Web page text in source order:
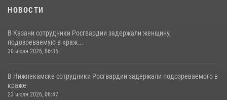
НОВОСТИ
В Казани сотрудники Росгвардии задержали женщину,
подозреваемую в краж...
30 июля 2026, 06:36
В Нижнекамске сотрудники Росгвардии задержали подозреваемого в
краже
23 июля 2026, 06:47